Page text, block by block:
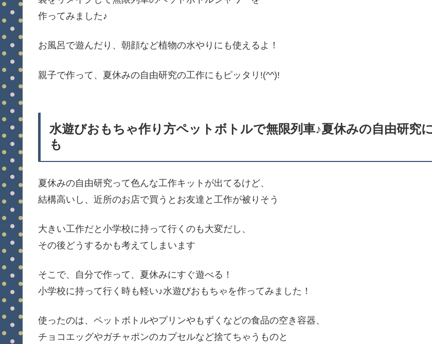
作ってみました♪
お風呂で遊んだり、朝顔など植物の水やりにも使えるよ！
親子で作って、夏休みの自由研究の工作にもピッタリ!(^^)!
水遊びおもちゃ作り方ペットボトルで無限列車♪夏休みの自由研究
も
夏休みの自由研究って色んな工作キットが出てるけど、
結構高いし、近所のお店で買うとお友達と工作が被りそう
大きい工作だと小学校に持って行くのも大変だし、
その後どうするかも考えてしまいます
そこで、自分で作って、夏休みにすぐ遊べる！
小学校に持って行く時も軽い♪水遊びおもちゃを作ってみました！
使ったのは、ペットボトルやプリンやもずくなどの食品の空き容器、
チョコエッグやガチャポンのカプセルなど捨てちゃうものと